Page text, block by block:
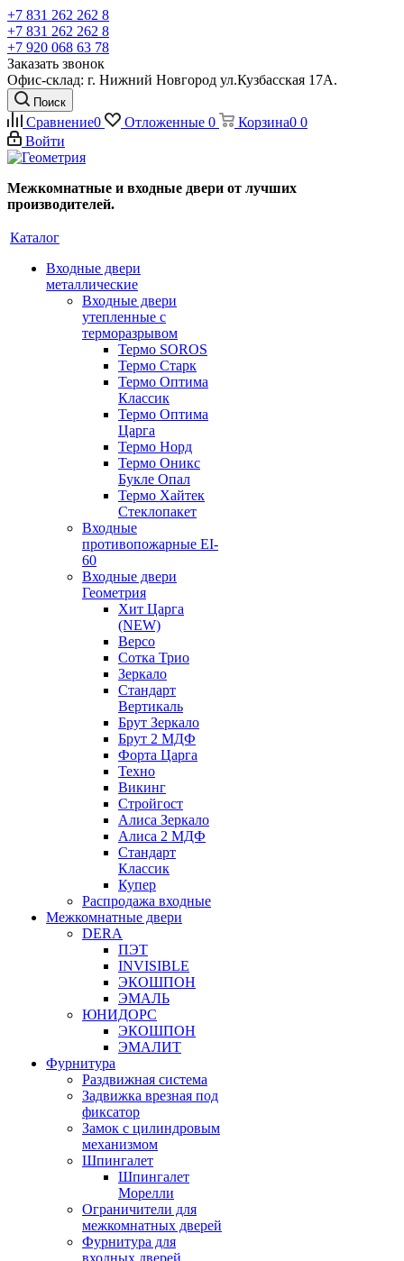
+7 831 262 262 8
+7 831 262 262 8
+7 920 068 63 78
Заказать звонок
Офис-склад: г. Нижний Новгород ул.Кузбасская 17А.
Поиск
Сравнение0 Отложенные 0 Корзина0 0
Войти
Межкомнатные и входные двери от лучших
производителей.
Каталог
Входные двери
металлические
Входные двери
утепленные с
терморазрывом
Термо SOROS
Термо Старк
Термо Оптима
Классик
Термо Оптима
Царга
Термо Норд
Термо Оникс
Букле Опал
Термо Хайтек
Стеклопакет
Входные
противопожарные EI-
60
Входные двери
Геометрия
Хит Царга
(NEW)
Версо
Сотка Трио
Зеркало
Стандарт
Вертикаль
Брут Зеркало
Брут 2 МДФ
Форта Царга
Техно
Викинг
Стройгост
Алиса Зеркало
Алиса 2 МДФ
Стандарт
Классик
Купер
Распродажа входные
Межкомнатные двери
DERA
ПЭТ
INVISIBLE
ЭКОШПОН
ЭМАЛЬ
ЮНИДОРС
ЭКОШПОН
ЭМАЛИТ
Фурнитура
Раздвижная система
Задвижка врезная под
фиксатор
Замок с цилиндровым
механизмом
Шпингалет
Шпингалет
Морелли
Ограничители для
межкомнатных дверей
Фурнитура для
входных дверей